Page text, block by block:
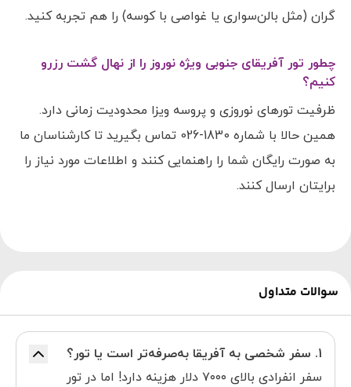
گران (مثل بالن‌سواری یا غواصی با کوسه) را هم تجربه کنید.
چطور تور آفریقای جنوبی ویژه نوروز را از نهال گشت رزرو
کنیم؟
ظرفیت تورهای نوروزی و پروسه ویزا محدودیت زمانی دارد.
همین حالا با شماره 1830-026 تماس بگیرید تا کارشناسان ما
به صورت رایگان شما را راهنمایی کنند و اطلاعات مورد نیاز را
برایتان ارسال کنند.
سوالات متداول
1. سفر شخصی به آفریقا به‌صرفه‌تر است یا تور؟
سفر انفرادی بالای ۷۰۰۰ دلار هزینه دارد! اما در تور